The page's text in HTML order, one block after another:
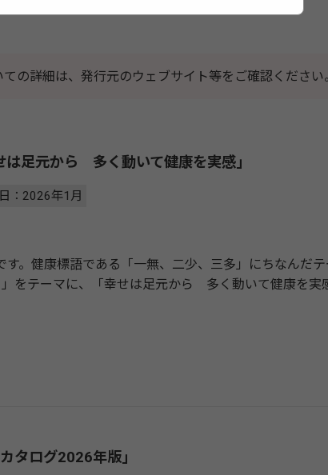
の詳細は、発行元のウェブサイト等をご確認ください
足元から 多く動いて健康を実感」
：2026年1月
。健康標語である「一無、二少、三多」にちなんだ
をテーマに、「幸せは足元から 多く動いて健康を実
タログ2026年版」